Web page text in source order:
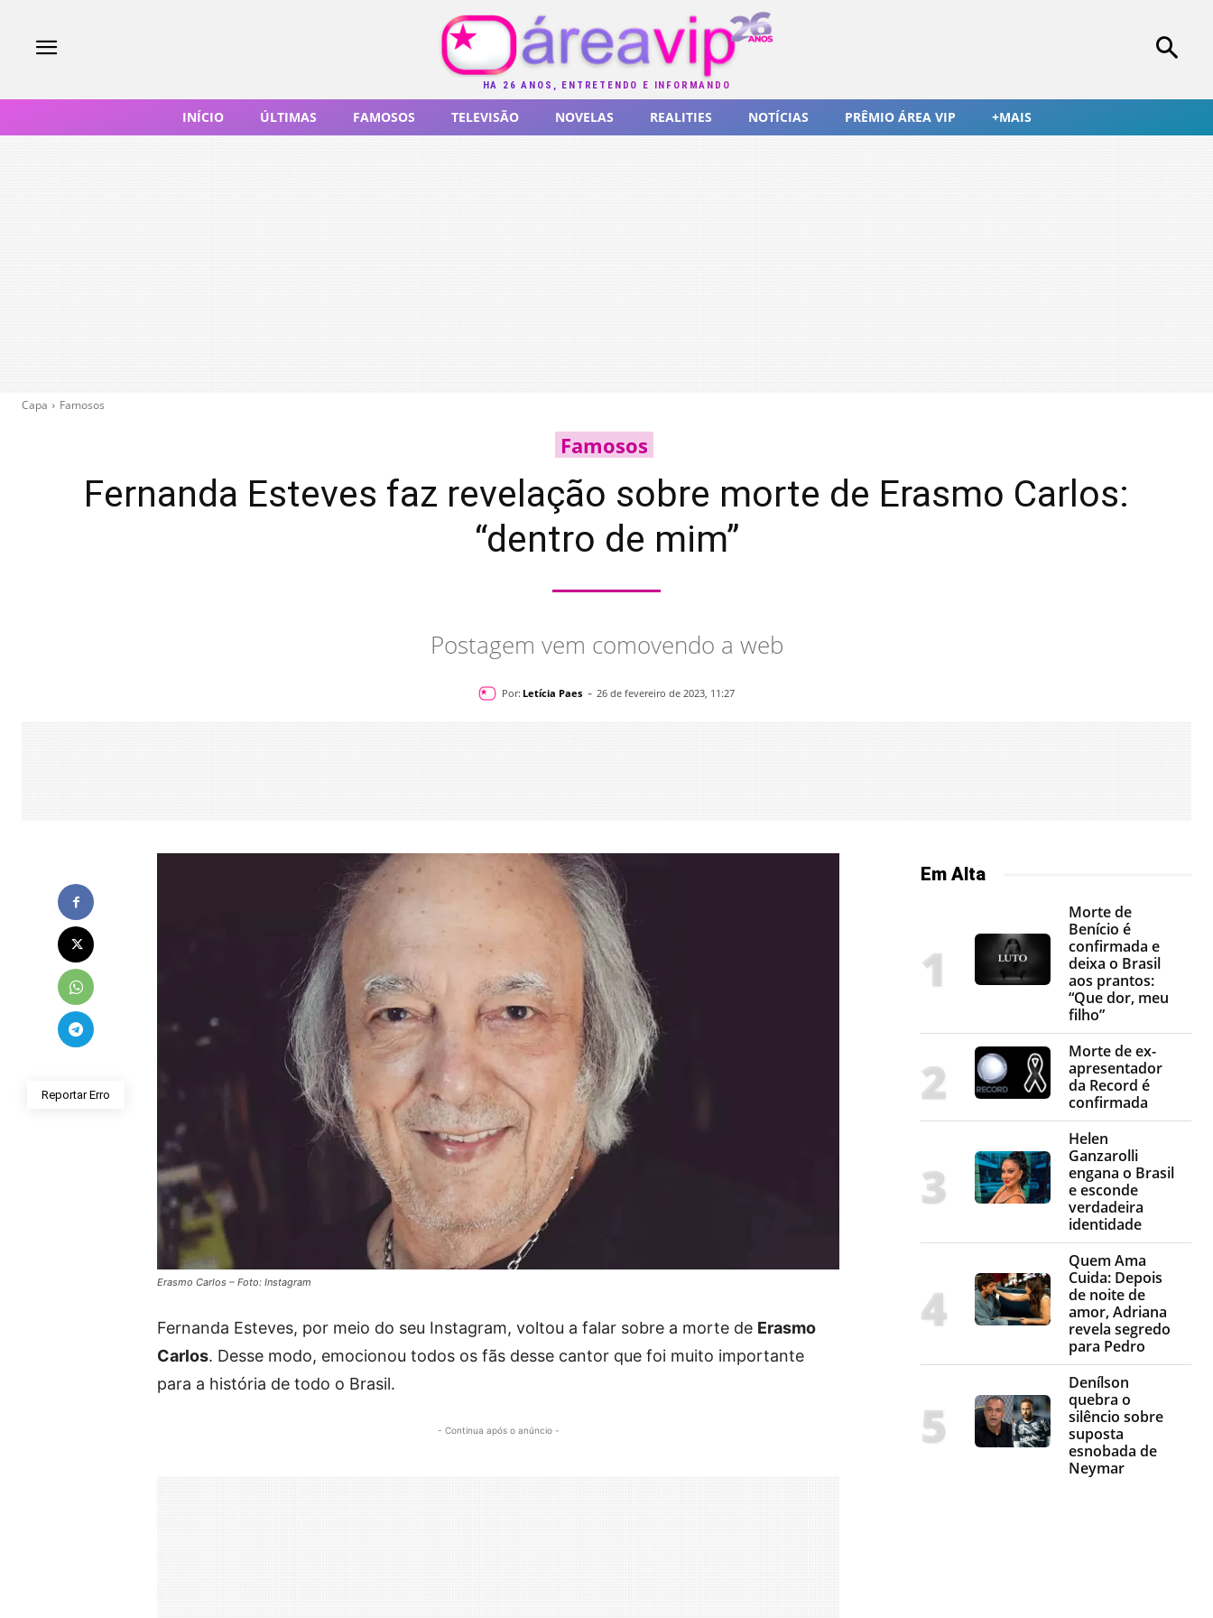
HÁ 26 ANOS, ENTRETENDO E INFORMANDO
INÍCIO ÚLTIMAS FAMOSOS TELEVISÃO NOVELAS REALITIES NOTÍCIAS PRÊMIO ÁREA VIP +MAIS
Capa Famosos
Famosos
Fernanda Esteves faz revelação sobre morte de Erasmo Carlos:
“dentro de mim”
Postagem vem comovendo a web
Por: Letícia Paes - 26 de fevereiro de 2023, 11:27
Reportar Erro
Erasmo Carlos – Foto: Instagram
Fernanda Esteves, por meio do seu Instagram, voltou a falar sobre a morte de Erasmo
Carlos. Desse modo, emocionou todos os fãs desse cantor que foi muito importante
para a história de todo o Brasil.
- Continua após o anúncio -
Em Alta
Morte de
Benício é
confirmada e
deixa o Brasil
aos prantos:
“Que dor, meu
filho”
Morte de ex-
apresentador
da Record é
confirmada
Helen
Ganzarolli
engana o Brasil
e esconde
verdadeira
identidade
Quem Ama
Cuida: Depois
de noite de
amor, Adriana
revela segredo
para Pedro
Denílson
quebra o
silêncio sobre
suposta
esnobada de
Neymar